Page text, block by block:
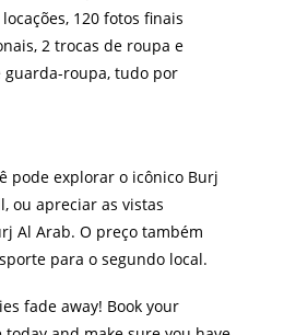
120 fotos finais
2 trocas de roupa e
roupa, tudo por
pode explorar o icônico Burj
ou apreciar as vistas
Al Arab. O preço também
para o segundo local.
fade away! Book your